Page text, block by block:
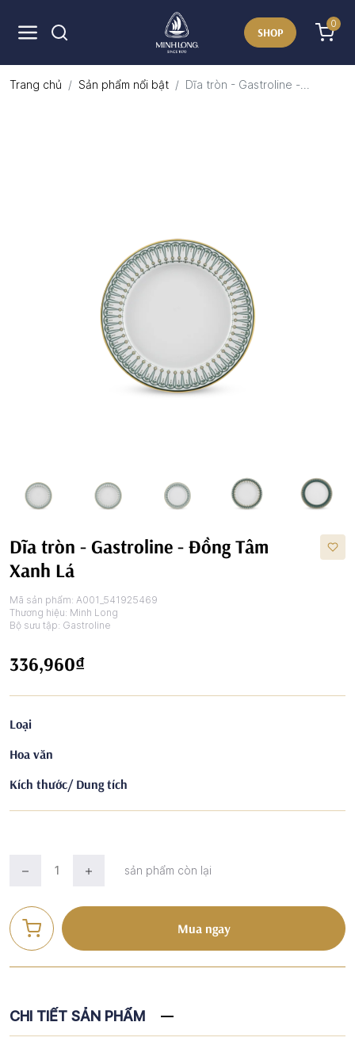
SHOP
0
Trang chủ Sản phẩm nổi bật Dĩa tròn - Gastroline -...
Dĩa tròn - Gastroline - Đồng Tâm
Xanh Lá
Mã sản phẩm: A001_541925469
Thương hiệu: Minh Long
Bộ sưu tập: Gastroline
336,960₫
Loại
Hoa văn
Kích thước/ Dung tích
sản phẩm còn lại
Mua ngay
CHI TIẾT SẢN PHẨM